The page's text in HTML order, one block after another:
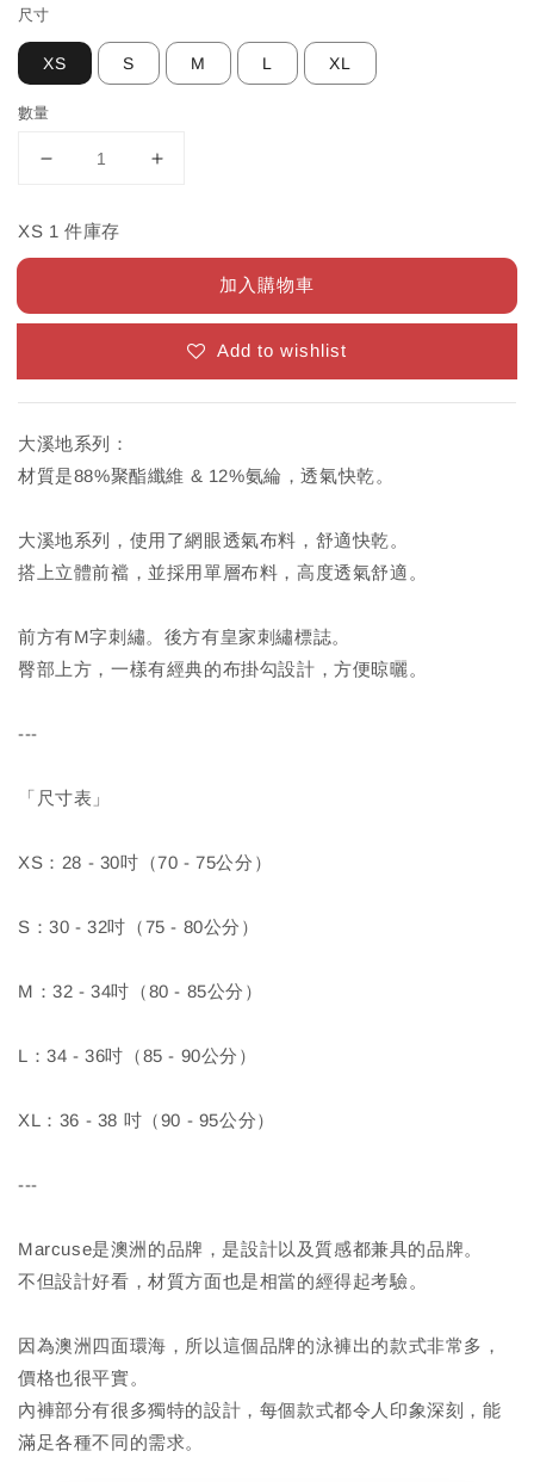
尺寸
XS S M L XL
數量
XS 1 件庫存
加入購物車
Add to wishlist
大溪地系列：
材質是88%聚酯纖維 & 12%氨綸，透氣快乾。
大溪地系列，使用了網眼透氣布料，舒適快乾。
搭上立體前襠，並採用單層布料，高度透氣舒適。
前方有M字刺繡。後方有皇家刺繡標誌。
臀部上方，一樣有經典的布掛勾設計，方便晾曬。
---
「尺寸表」
XS：28 - 30吋（70 - 75公分）
S：30 - 32吋（75 - 80公分）
M：32 - 34吋（80 - 85公分）
L：34 - 36吋（85 - 90公分）
XL：36 - 38 吋（90 - 95公分）
---
Marcuse是澳洲的品牌，是設計以及質感都兼具的品牌。
不但設計好看，材質方面也是相當的經得起考驗。
因為澳洲四面環海，所以這個品牌的泳褲出的款式非常多，
價格也很平實。
內褲部分有很多獨特的設計，每個款式都令人印象深刻，能
滿足各種不同的需求。